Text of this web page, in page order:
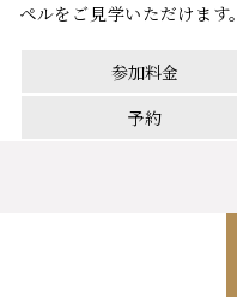
ペルをご見学いただけます。
参加料金
予約